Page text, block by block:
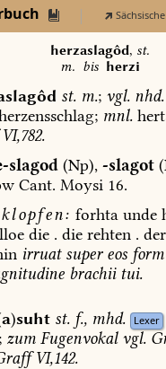
herzaslagôd, st.
m. bis herzi
st. m.; vgl. nhd.
mnl.
slagod(Np), -slagot
Cant. Moysi16.
forhtaunde
die. dierehten.
irruatsuper eos
brachiitui.
a)suht st. f., mhd. Lexer
zum Fugenvokalvgl.
VI,142.